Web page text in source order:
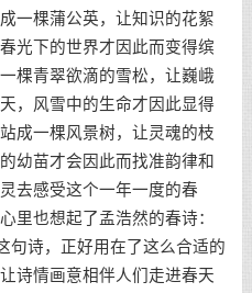
一棵蒲公英，让知识的花絮
光下的世界才因此而变得缤
棵青翠欲滴的雪松，让巍峨
，风雪中的生命才因此显得
成一棵风景树，让灵魂的枝
幼苗才会因此而找准韵律和
去感受这个一年一度的春
里也想起了孟浩然的春诗：
句诗，正好用在了这么合适的
诗情画意相伴人们走进春天